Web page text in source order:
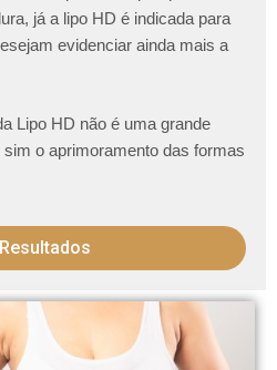
já a lipo HD é indicada para
evidenciar ainda mais a
Lipo HD não é uma grande
o aprimoramento das formas